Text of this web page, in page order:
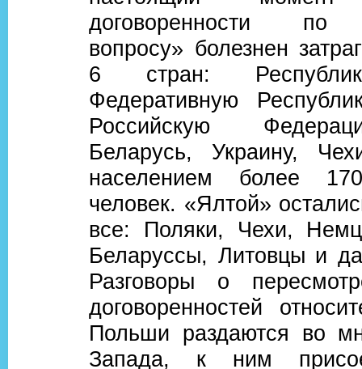
договоренности по
вопросу» болезнен
6 стран:
Федеративную
Российскую
Беларусь, Украину,
населением более
человек. «Ялтой»
все: Поляки, Чехи,
Беларуссы, Литовцы и
Разговоры о
договоренностей
Польши раздаются во
Запада, к ним